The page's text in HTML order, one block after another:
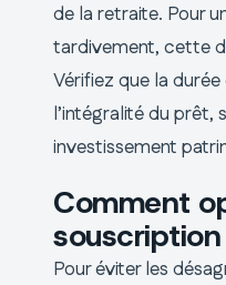
de la retraite. Pour
tardivement, cette
Vérifiez que la
l’intégralité du prêt,
investissement
Comment
Pour éviter les